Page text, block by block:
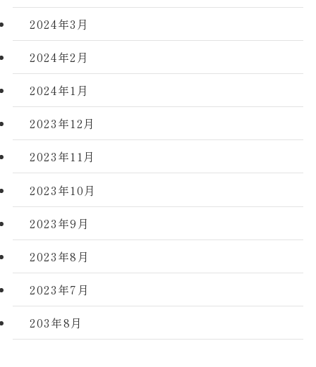
2024年3月
2024年2月
2024年1月
2023年12月
2023年11月
2023年10月
2023年9月
2023年8月
2023年7月
203年8月